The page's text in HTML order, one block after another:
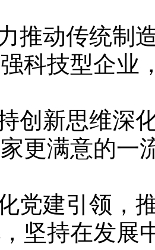
推动传统制
科技型企业
创新思维深
更满意的一
党建引领，
坚持在发展